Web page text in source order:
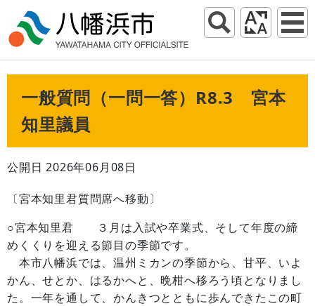
一般質問（一問一答）R8.3 宮本
知里議員
公開日 2026年06月08日
〔宮本知里君質問席へ移動〕
○宮本知里君 ３月は入試や卒業式、そして年度の締
めくくりを迎える節目の季節です。
本市八幡浜では、温州ミカンの季節から、甘平、いよ
かん、せとか、はるかへと、晩柑へ移ろう頃となりまし
た。一年を通して、かんきつとともに歩んできたこの町